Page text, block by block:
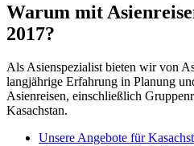
Warum mit
2017?
Als Asienspezialist bieten wir von
langjährige Erfahrung in Planung
Asienreisen, einschließlich
Kasachstan.
Unsere Angebote für